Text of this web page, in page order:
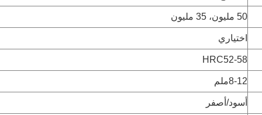
50 مليون، 35 مليون
اختياري
HRC52-58
8-12ملم
أسود/أصفر